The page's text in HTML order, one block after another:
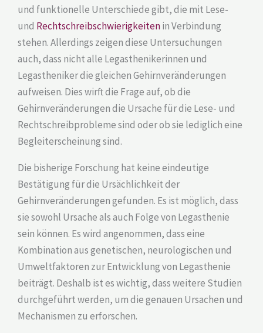
und funktionelle Unterschiede gibt, die mit Lese-
und Rechtschreibschwierigkeitenin Verbindung
stehen. Allerdings zeigen diese Untersuchungen
auch, dass nicht alle Legasthenikerinnen und
Legastheniker die gleichen Gehirnveränderungen
aufweisen. Dies wirft die Frage auf, ob die
Gehirnveränderungen die Ursache für die Lese- und
Rechtschreibprobleme sind oder ob sie lediglich eine
Begleiterscheinung sind.
Die bisherige Forschung hat keine eindeutige
Bestätigung für die Ursächlichkeit der
Gehirnveränderungen gefunden. Es ist möglich, dass
sie sowohl Ursache als auch Folge von Legasthenie
sein können. Es wird angenommen, dass eine
Kombination aus genetischen, neurologischen und
Umweltfaktoren zur Entwicklung von Legasthenie
beiträgt. Deshalb ist es wichtig, dass weitere Studien
durchgeführt werden, um die genauen Ursachen und
Mechanismen zu erforschen.